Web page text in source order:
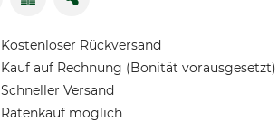
Kostenloser Rückversand
Kauf auf Rechnung (Bonität vorausgesetzt)
Schneller Versand
Ratenkauf möglich